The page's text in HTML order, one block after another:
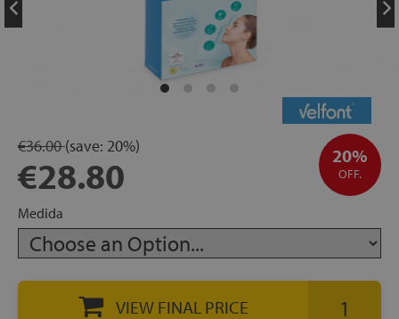
20%
OFF.
€36.00(save: 20%)
€28.80
Medida
VIEW FINAL PRICE